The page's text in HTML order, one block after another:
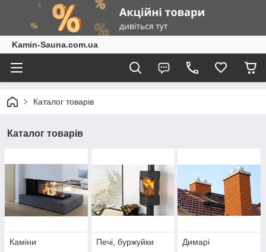
Kamin-Sauna.com.ua
Каталог товарів
Каталог товарів
Каміни Печі, буржуйки Димарі